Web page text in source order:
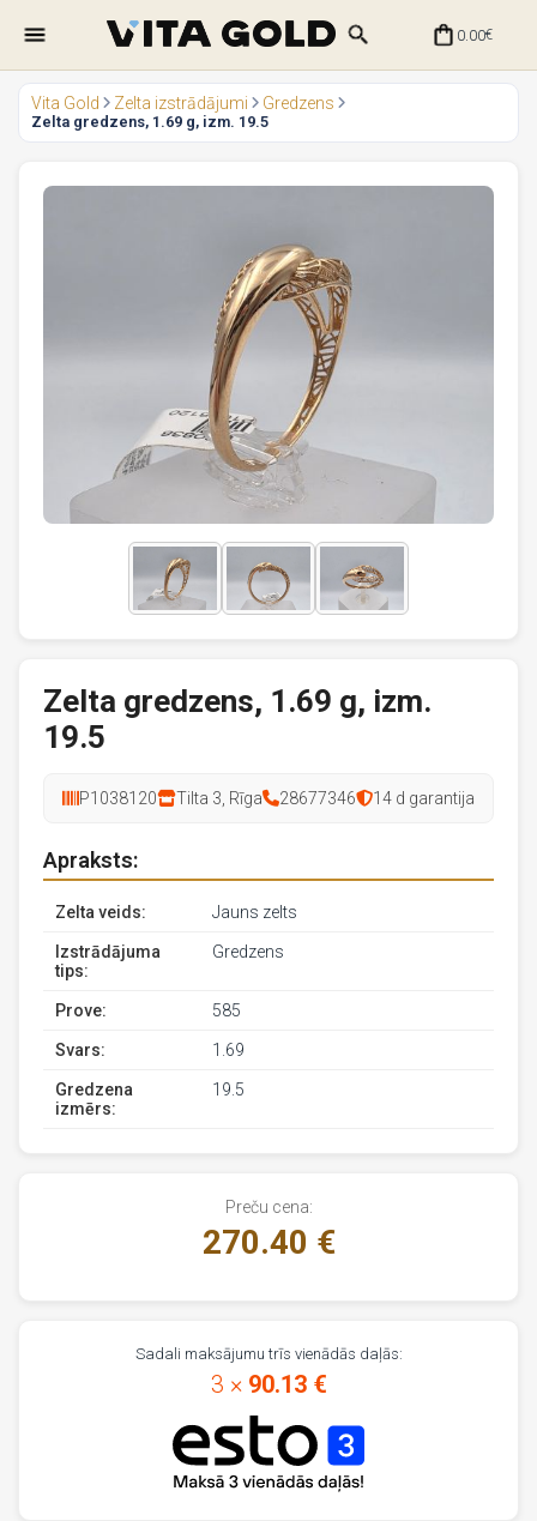
0.00€
Vita Gold Zelta izstrādājumi Gredzens
Zelta gredzens, 1.69 g, izm. 19.5
Zelta gredzens, 1.69 g, izm.
19.5
P1038120 Tilta 3, Rīga 28677346 14 d garantija
Apraksts:
Zelta veids: Jauns zelts
Izstrādājuma
tips:
Gredzens
Prove: 585
Svars: 1.69
Gredzena
izmērs:
19.5
Preču cena:
270.40 €
Sadali maksājumu trīs vienādās daļās:
3 × 90.13 €